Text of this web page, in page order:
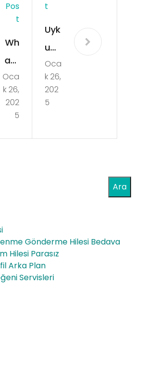
Pos
T
Wh
ats
Ap
p
uçt
en
yap
ılır
Oca
k 26,
202
5
T
Uyk
u
tes
ti
evd
yap
Oca
k 26,
202
5
Ara
Gönderme Hilesi Bedava
Hilesi Parasız
Arka Plan
Servisleri